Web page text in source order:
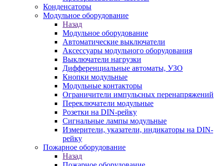
Конденсаторы
Модульное оборудование
Назад
Модульное оборудование
Автоматические выключатели
Аксессуары модульного оборудования
Выключатели нагрузки
Дифференциальные автоматы, УЗО
Кнопки модульные
Модульные контакторы
Ограничители импульсных перенапряжений
Переключатели модульные
Розетки на DIN-рейку
Сигнальные лампы модульные
Измерители, указатели, индикаторы на DIN-
рейку
Пожарное оборудование
Назад